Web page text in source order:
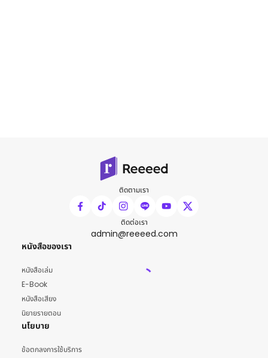
ติดตามเรา
ติดต่อเรา
admin@reeeed.com
หนังสือของเรา
หนังสือเล่ม
E-Book
หนังสือเสียง
นิยายรายตอน
นโยบาย
ข้อตกลงการใช้บริการ